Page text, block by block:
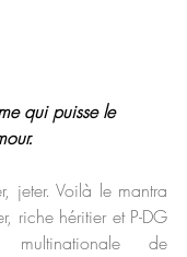
qui puisse le
jeter. Voilà le mantra
riche héritier et P-DG
multinationale de